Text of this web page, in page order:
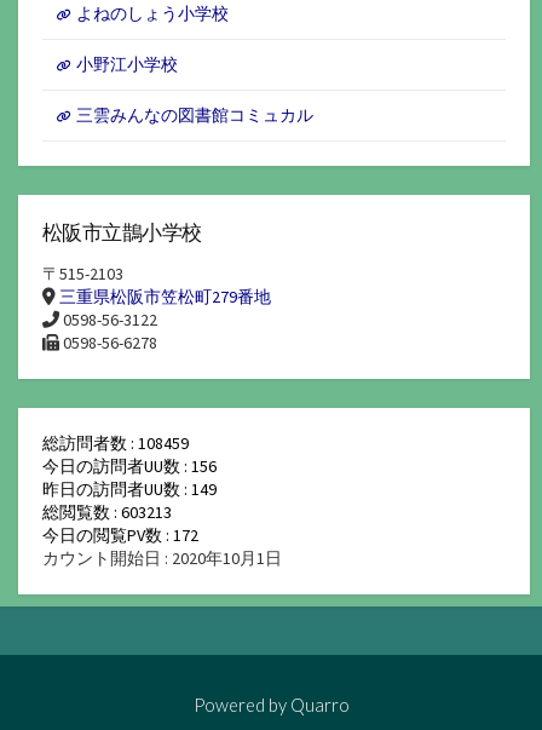
よねのしょう小学校
小野江小学校
三雲みんなの図書館コミュカル
松阪市立鵲小学校
〒515-2103
三重県松阪市笠松町279番地
0598-56-3122
0598-56-6278
総訪問者数 : 108459
今日の訪問者UU数 : 156
昨日の訪問者UU数 : 149
総閲覧数 : 603213
今日の閲覧PV数 : 172
カウント開始日 : 2020年10月1日
Powered by Quarro